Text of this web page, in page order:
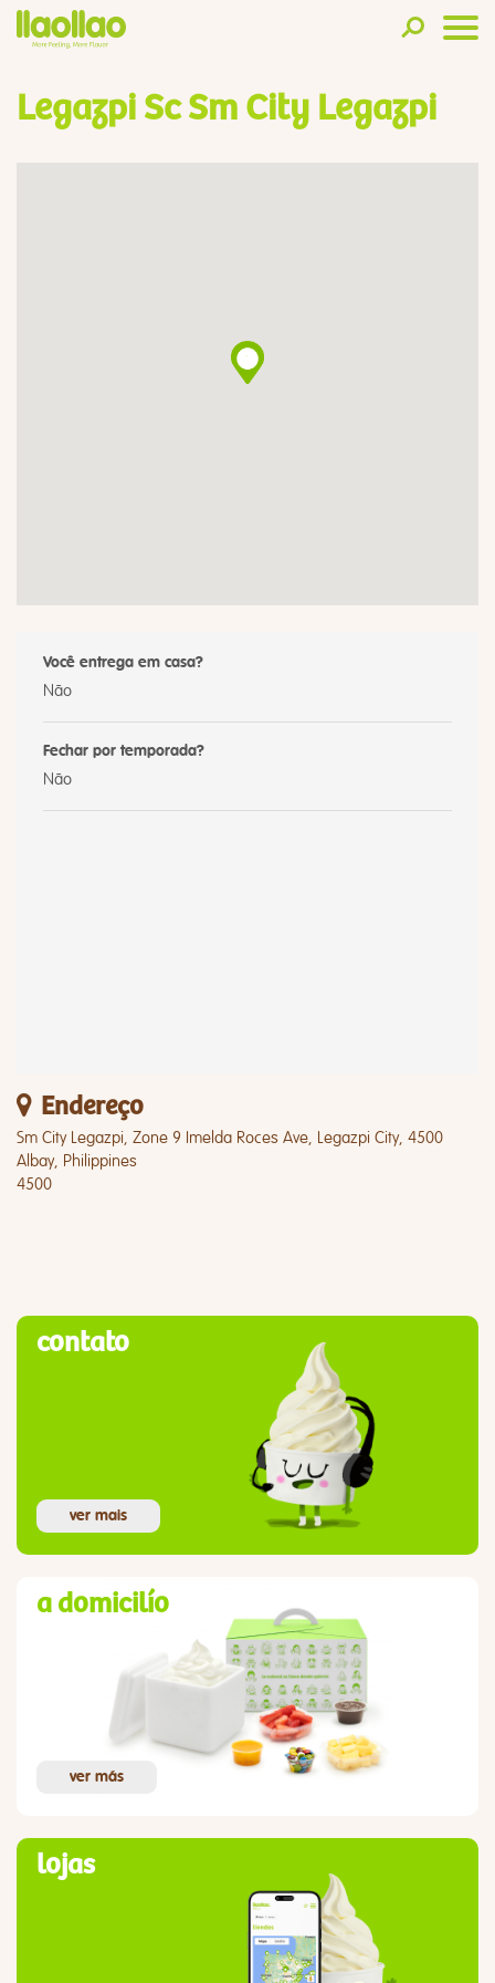
Legazpi Sc Sm City Legazpi
Você entrega em casa?
Não
Fechar por temporada?
Não
Endereço
Sm City Legazpi, Zone 9 Imelda Roces Ave, Legazpi City, 4500
Albay, Philippines
4500
contato
ver mais
a domicilío
ver más
lojas